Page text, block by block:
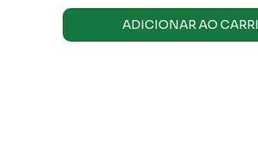
ADICIONAR AO